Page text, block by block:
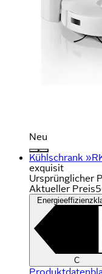
Neu
Kühlschrank
exquisit
Ursprünglicher
Aktueller Preis
C